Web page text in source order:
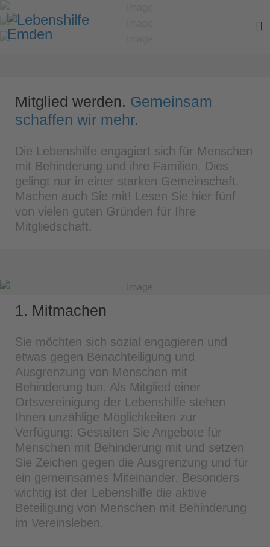
Mitglied werden. Gemeinsam
schaffen wir mehr.
Die Lebenshilfe engagiert sich für Menschen
mit Behinderung und ihre Familien. Dies
gelingt nur in einer starken Gemeinschaft.
Machen auch Sie mit! Lesen Sie hier fünf
von vielen guten Gründen für Ihre
Mitgliedschaft.
1. Mitmachen
Sie möchten sich sozial engagieren und
etwas gegen Benachteiligung und
Ausgrenzung von Menschen mit
Behinderung tun. Als Mitglied einer
Ortsvereinigung der Lebenshilfe stehen
Ihnen unzählige Möglichkeiten zur
Verfügung: Gestalten Sie Angebote für
Menschen mit Behinderung mit und setzen
Sie Zeichen gegen die Ausgrenzung und für
ein gemeinsames Miteinander. Besonders
wichtig ist der Lebenshilfe die aktive
Beteiligung von Menschen mit Behinderung
im Vereinsleben.